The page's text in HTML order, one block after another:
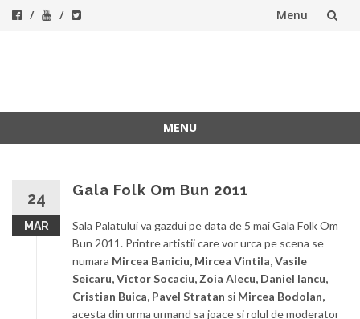
Menu
MENU
24
MAR
Gala Folk Om Bun 2011
Sala Palatului va gazdui pe data de 5 mai Gala Folk Om
Bun 2011. Printre artistii care vor urca pe scena se
numara Mircea Baniciu, Mircea Vintila, Vasile
Seicaru, Victor Socaciu, Zoia Alecu, Daniel Iancu,
Cristian Buica, Pavel Stratan si Mircea Bodolan,
acesta din urma urmand sa joace si rolul de moderator